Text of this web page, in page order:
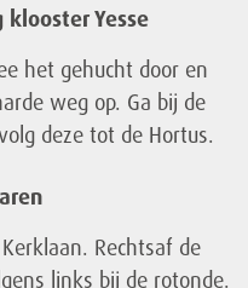
klooster Yesse
het gehucht door en
weg op. Ga bij de
deze tot de Hortus.
Rechtsaf de
links bij de rotonde.